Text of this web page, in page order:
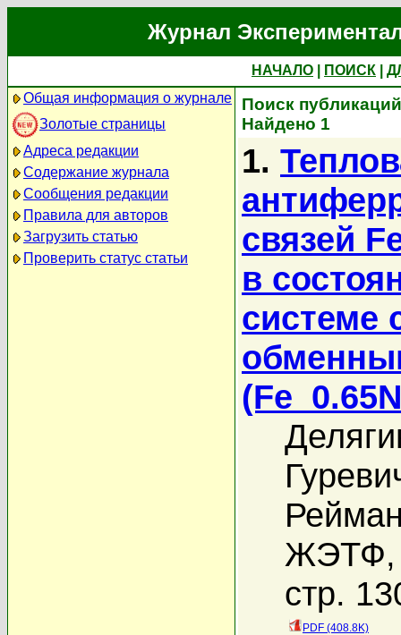
Журнал
НАЧАЛО ПОИСК
Общая информация о журнале
Золотые страницы
Адреса редакции
Содержание журнала
Сообщения редакции
Правила для авторов
Загрузить статью
Проверить статус статьи
Поиск
Найдено 1
1.
связей
в
системе
ЖЭТФ,
стр.
PDF (408.8K)